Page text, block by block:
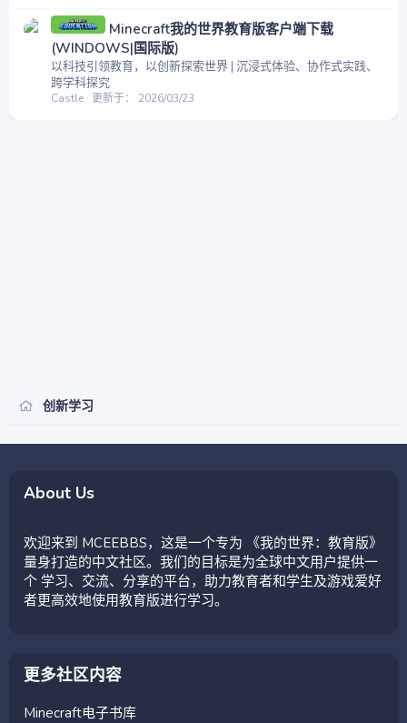
Minecraft我的世界教育版客户端下载
(WINDOWS|国际版)
以科技引领教育，以创新探索世界 | 沉浸式体验、协作式实践、
跨学科探究
Castle 更新于： 2026/03/23
创新学习
About Us
欢迎来到 MCEEBBS，这是一个专为 《我的世界：教育版》
量身打造的中文社区。我们的目标是为全球中文用户提供一
个 学习、交流、分享的平台，助力教育者和学生及游戏爱好
者更高效地使用教育版进行学习。
更多社区内容
Minecraft电子书库